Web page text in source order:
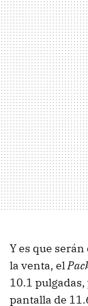
Y es que
la venta, el
10.1 pulgadas,
pantalla de